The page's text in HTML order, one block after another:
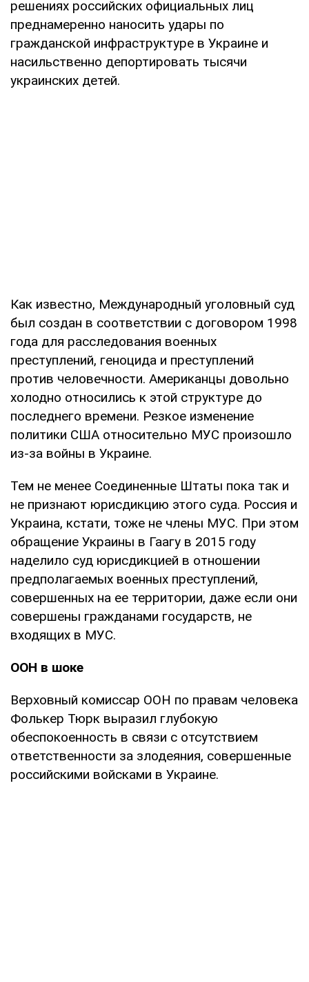
решениях российских официальных лиц
преднамеренно наносить удары по
гражданской инфраструктуре в Украине и
насильственно депортировать тысячи
украинских детей.
Как известно, Международный уголовный суд
был создан в соответствии с договором 1998
года для расследования военных
преступлений, геноцида и преступлений
против человечности. Американцы довольно
холодно относились к этой структуре до
последнего времени. Резкое изменение
политики США относительно МУС произошло
из-за войны в Украине.
Тем не менее Соединенные Штаты пока так и
не признают юрисдикцию этого суда. Россия и
Украина, кстати, тоже не члены МУС. При этом
обращение Украины в Гаагу в 2015 году
наделило суд юрисдикцией в отношении
предполагаемых военных преступлений,
совершенных на ее территории, даже если они
совершены гражданами государств, не
входящих в МУС.
ООН в шоке
Верховный комиссар ООН по правам человека
Фолькер Тюрк выразил глубокую
обеспокоенность в связи с отсутствием
ответственности за злодеяния, совершенные
российскими войсками в Украине.